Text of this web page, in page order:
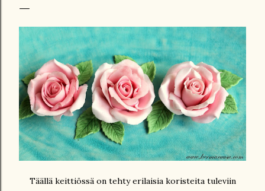
Täällä keittiössä on tehty erilaisia koristeita tuleviin